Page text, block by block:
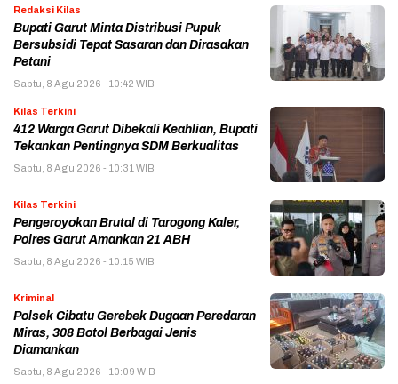
Redaksi Kilas
Bupati Garut Minta Distribusi Pupuk
Bersubsidi Tepat Sasaran dan Dirasakan
Petani
Sabtu, 8 Agu 2026 - 10:42 WIB
Kilas Terkini
412 Warga Garut Dibekali Keahlian, Bupati
Tekankan Pentingnya SDM Berkualitas
Sabtu, 8 Agu 2026 - 10:31 WIB
Kilas Terkini
Pengeroyokan Brutal di Tarogong Kaler,
Polres Garut Amankan 21 ABH
Sabtu, 8 Agu 2026 - 10:15 WIB
Kriminal
Polsek Cibatu Gerebek Dugaan Peredaran
Miras, 308 Botol Berbagai Jenis
Diamankan
Sabtu, 8 Agu 2026 - 10:09 WIB